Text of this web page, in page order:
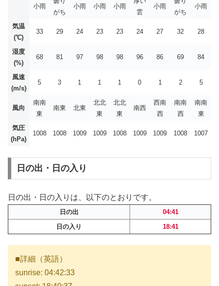
小雨
がち
小雨 小雨 小雨
雲
小雨
がち
小雨
気温
(℃)
33 29 24 23 23 24 27 32 28
湿度
(%)
68 81 97 98 98 96 86 69 84
風速
(m/s)
5 3 1 1 1 0 1 2 5
風向
南南
東
南東 北東
北北
東
北北
東
南西
西南
西
南南
西
南南
東
気圧
(hPa)
1008 1008 1009 1009 1008 1009 1009 1008 1007
日の出・日の入り
日の出・日の入りは、以下のとおりです。
日の出
04:41
日の入り
18:41
■詳細（英語）
sunrise: 04:42:33